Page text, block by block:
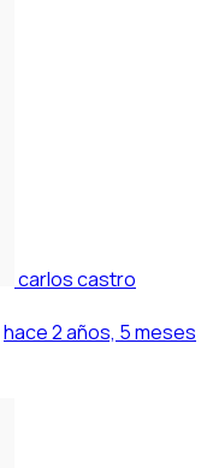
carlos castro
hace 2 años, 5 meses